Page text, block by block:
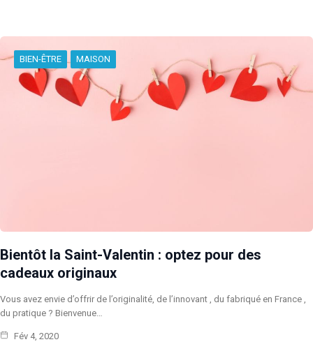
BIEN-ÊTRE MAISON
Bientôt la Saint-Valentin : optez pour des
cadeaux originaux
Vous avez envie d’offrir de l’originalité, de l’innovant , du fabriqué en France ,
du pratique ? Bienvenue…
Fév 4, 2020